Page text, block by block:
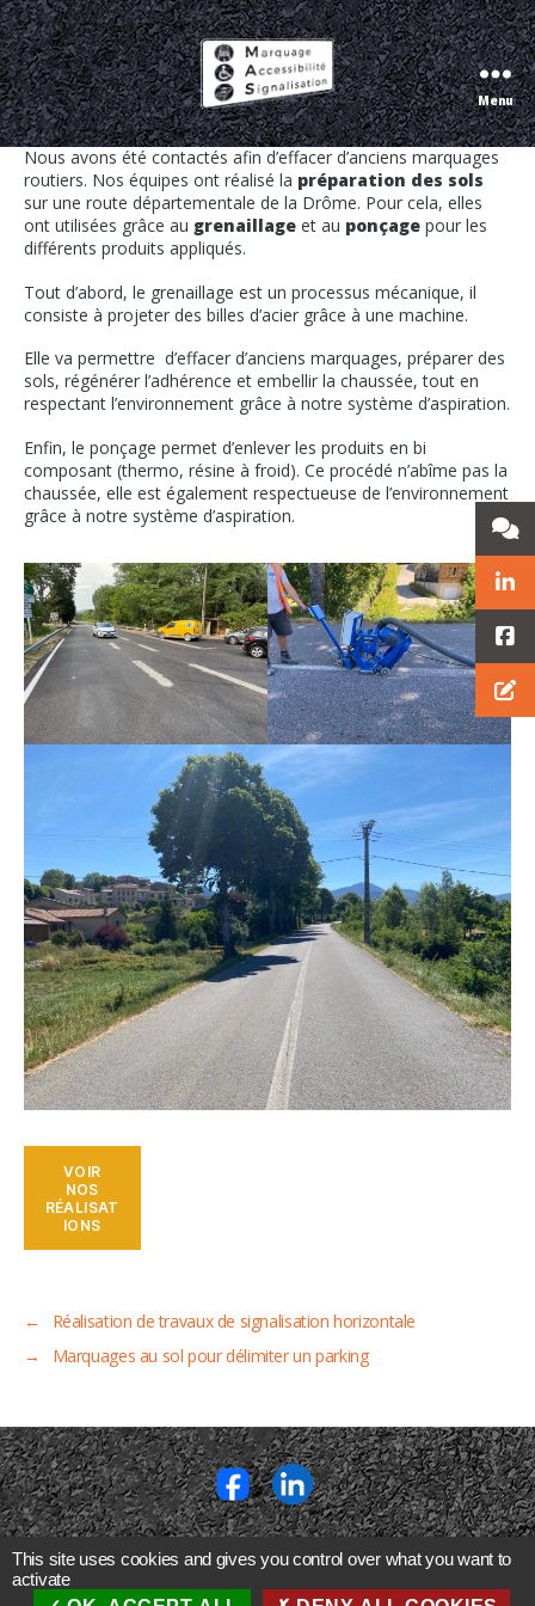
Marquage
Accessibilité
Signalisation
Menu
Préparation des sols grâce au
grenaillage et au ponçage
Nous avons été contactés afin d’effacer d’anciens marquages
routiers. Nos équipes ont réalisé la préparation des sols
sur une route départementale de la Drôme. Pour cela, elles
ont utilisées grâce au grenaillage et au ponçage pour les
différents produits appliqués.
Tout d’abord, le grenaillage est un processus mécanique, il
consiste à projeter des billes d’acier grâce à une machine.
Elle va permettre d’effacer d’anciens marquages, préparer des
sols, régénérer l’adhérence et embellir la chaussée, tout en
respectant l’environnement grâce à notre système d’aspiration.
Enfin, le ponçage permet d’enlever les produits en bi
composant (thermo, résine à froid). Ce procédé n’abîme pas la
chaussée, elle est également respectueuse de l’environnement
grâce à notre système d’aspiration.
VOIR
NOS
RÉALISAT
IONS
←
Réalisation de travaux de signalisation horizontale
→
Marquages au sol pour délimiter un parking
SIEGE SOCIAL
630 rue Jean MoulinI07500 GUILHERAND GRANGES
This site uses cookies and gives you control over what you want to
activate